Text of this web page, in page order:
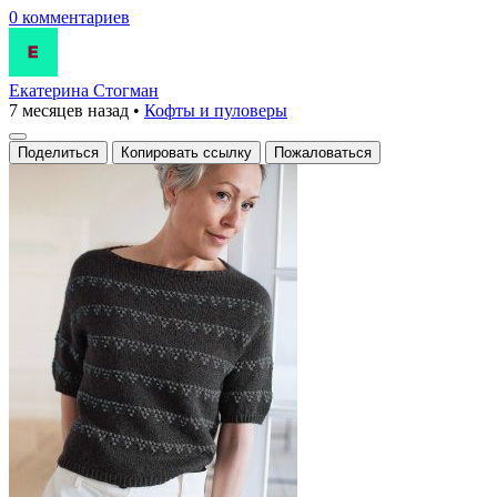
0 комментариев
Екатерина Стогман
7 месяцев назад • Кофты и пуловеры
Поделиться Копировать ссылку Пожаловаться